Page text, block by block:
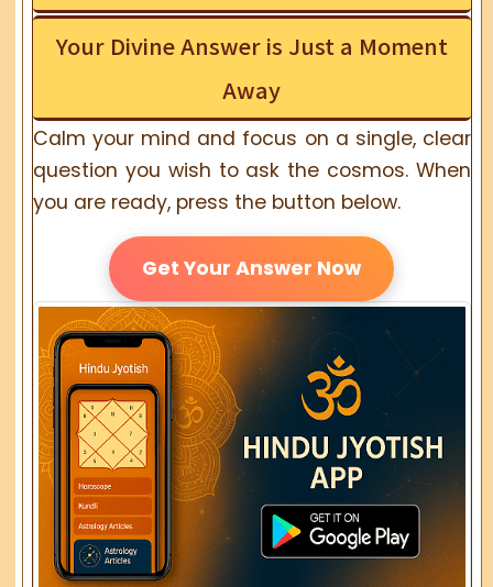
Your Divine Answer is Just a Moment
Away
Calm your mind and focus on a single, clear
question you wish to ask the cosmos. When
you are ready, press the button below.
Get Your Answer Now